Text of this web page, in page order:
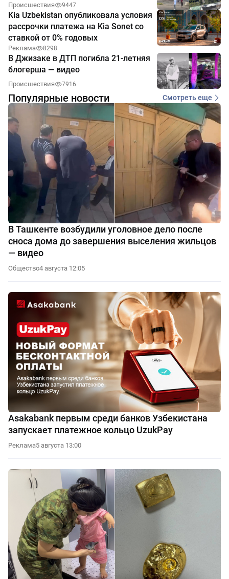
Происшествия 9447
Kia Uzbekistan опубликовала условия
рассрочки платежа на Kia Sonet со
ставкой от 0% годовых
Реклама 8298
В Джизаке в ДТП погибла 21-летняя
блогерша — видео
Происшествия 7916
Популярные новости Смотреть еще
В Ташкенте возбудили уголовное дело после
сноса дома до завершения выселения жильцов
— видео
Общество4 августа 12:05
Asakabank первым среди банков Узбекистана
запускает платежное кольцо UzukPay
Реклама5 августа 13:00